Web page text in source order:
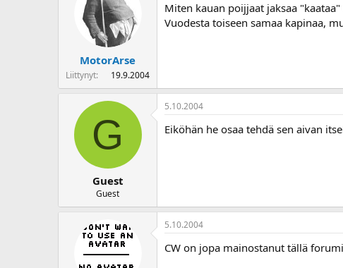
MotorArse
Liittynyt 19.9.2004
Miten kauan poijjaat jaksaa "kaataa"
Vuodesta toiseen samaa kapinaa,
G
Guest
Guest
5.10.2004
Eiköhän he osaa tehdä sen aivan
5.10.2004
CW on jopa mainostanut tällä